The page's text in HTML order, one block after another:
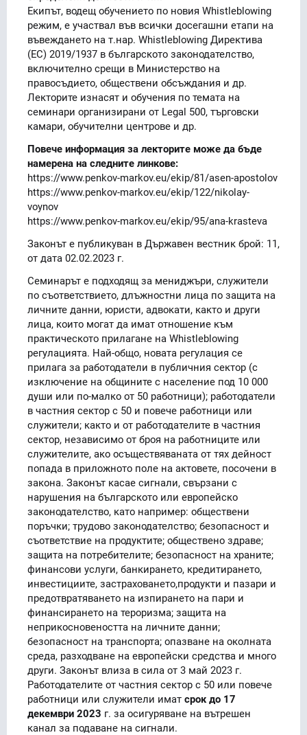
Екипът, водещ обучението по новия Whistleblowing
режим, е участвал във всички досегашни етапи на
въвеждането на т.нар. Whistleblowing Директива
(ЕС) 2019/1937 в българското законодателство,
включително срещи в Министерство на
правосъдието, обществени обсъждания и др.
Лекторите изнасят и обучения по темата на
семинари организирани от Legal 500, търговски
камари, обучителни центрове и др.
Повече информация за лекторите може да бъде
намерена на следните линкове:
https://www.penkov-markov.eu/ekip/81/asen-apostolov
https://www.penkov-markov.eu/ekip/122/nikolay-
voynov
https://www.penkov-markov.eu/ekip/95/ana-krasteva
Законът е публикуван в Държавен вестник брой: 11,
от дата 02.02.2023 г.
Семинарът е подходящ за мениджъри, служители
по съответствието, длъжностни лица по защита на
личните данни, юристи, адвокати, както и други
лица, които могат да имат отношение към
практическото прилагане на Whistleblowing
регулацията. Най-общо, новата регулация се
прилага за работодатели в публичния сектор (с
изключение на общините с население под 10 000
души или по-малко от 50 работници); работодатели
в частния сектор с 50 и повече работници или
служители; както и от работодателите в частния
сектор, независимо от броя на работниците или
служителите, ако осъществяваната от тях дейност
попада в приложното поле на актовете, посочени в
закона. Законът касае сигнали, свързани с
нарушения на българското или европейско
законодателство, като например: обществени
поръчки; трудово законодателство; безопасност и
съответствие на продуктите; обществено здраве;
защита на потребителите; безопасност на храните;
финансови услуги, банкирането, кредитирането,
инвестициите, застраховането,продукти и пазари и
предотвратяването на изпирането на пари и
финансирането на тероризма; защита на
неприкосновеността на личните данни;
безопасност на транспорта; опазване на околната
среда, разходване на европейски средства и много
други. Законът влиза в сила от 3 май 2023 г.
Работодателите от частния сектор с 50 или повече
работници или служители имат срок до 17
декември 2023 г. за осигуряване на вътрешен
канал за подаване на сигнали.